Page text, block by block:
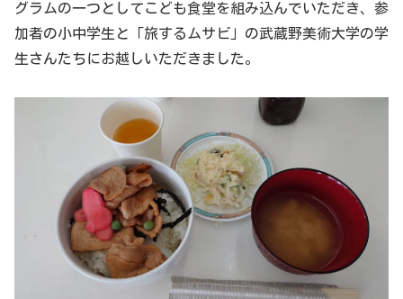
グラムの一つとしてこども食堂を組み込んでいただき、参
加者の小中学生と「旅するムサビ」の武蔵野美術大学の学
生さんたちにお越しいただきました。